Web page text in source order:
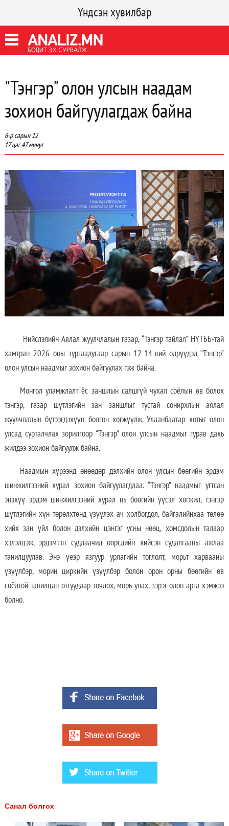
Үндсэн хувилбар
"Тэнгэр" олон улсын наадам
зохион байгуулагдаж байна
6-р сарын 12
17 цаг 47 минут
Нийслэлийн Аялал жуулчлалын газар, “Тэнгэр тайлал” НҮТББ-тай
хамтран 2026 оны зургаадугаар сарын 12-14-ний өдрүүдэд “Тэнгэр”
олон улсын наадмыг зохион байгуулах гэж байна.
Монгол уламжлалт ёс заншлын салшгүй чухал соёлын өв болох
тэнгэр, газар шүтлэгийн зан заншлыг тусгай сонирхлын аялал
жуулчлалын бүтээгдэхүүн болгон хөгжүүлж, Улаанбаатар хотыг олон
улсад сурталчлах зорилгоор “Тэнгэр” олон улсын наадмыг гурав дахь
жилдээ зохион байгуулж байна.
Наадмын хүрээнд өнөөдөр дэлхийн олон улсын бөөгийн эрдэм
шинжилгээний хурал зохион байгуулагдлаа. “Тэнгэр” наадмыг угтсан
энэхүү эрдэм шинжилгээний хурал нь бөөгийн үүсэл хөгжил, тэнгэр
шүтлэгийн хүн төрөлхтөнд үзүүлэх ач холбогдол, байгалийнхаа төлөө
хийх зан үйл болон дэлхийн цэнгэг усны нөөц, хомсдолын талаар
хэлэлцэж, эрдэмтэн судлаачид өөрсдийн хийсэн судалгааны ажлаа
танилцуулав. Энэ үеэр язгуур урлагийн тоглолт, морьт харвааны
үзүүлбэр, морин циркийн үзүүлбэр болон орон орны бөөгийн өв
соёлтой танилцан отгуудаар зочлох, морь унах, зэрэг олон арга хэмжээ
болно.
Санал болгох